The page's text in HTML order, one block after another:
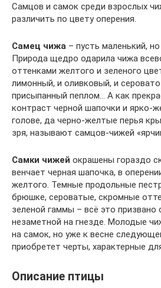
Самцов и самок среди взрослых
различить по цвету оперения.
Самец чижа – пусть маленький,
Природа щедро одарила чижа
оттенками желтого и зеленого
лимонный, и оливковый, и
присыпанный пеплом… А как
контраст черной шапочки и ярко-
голове, да черно-желтые перья
зря, называют самцов-чижей
Самки чижей окрашены гораздо
венчает черная шапочка, в
желтого. Темные продольные
брюшке, сероватые, скромные
зеленой гаммы – всё это призвано
незаметной на гнезде. Молодые
на самок, но уже к весне
приобретет черты, характерные
Описание птицы